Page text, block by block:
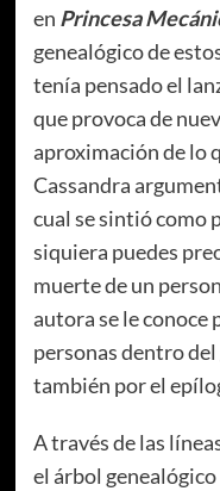
en Princesa
genealógico de
tenía pensado el
que provoca de
aproximación de lo
Cassandra
cual se sintió como
siquiera puedes
muerte de un
autora se le conoce
personas dentro
también por el
A través de las
el árbol